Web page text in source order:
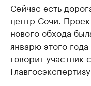
Сейчас есть
центр Сочи.
нового обхода
январю этого
говорит участник